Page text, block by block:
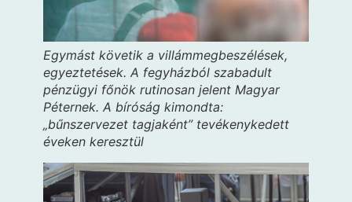
Egymást követik a villámmegbeszélések,
egyeztetések. A fegyházból szabadult
pénzügyi főnök rutinosan jelent Magyar
Péternek. A bíróság kimondta:
„bűnszervezet tagjaként” tevékenykedett
éveken keresztül